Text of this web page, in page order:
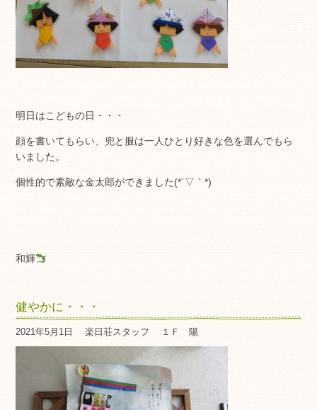
明日はこどもの日・・・
顔を書いてもらい、兜と服は一人ひとり好きな色を選んでもら
いました。
個性的で素敵な金太郎ができました(*´▽｀*)
和輝
健やかに・・・
2021年5月1日 楽日荘スタッフ １Ｆ 陽